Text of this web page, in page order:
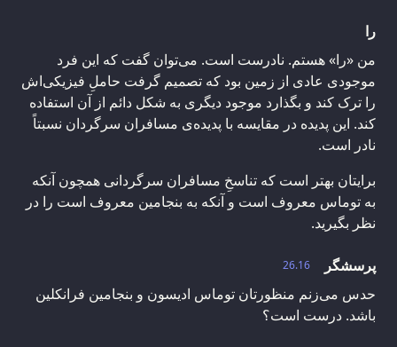
را
من «را» هستم. نادرست است. می‌توان گفت که این فرد
موجودی عادی از زمین بود که تصمیم گرفت حاملِ فیزیکی‌اش
را ترک کند و بگذارد موجود دیگری به شکل دائم از آن استفاده
کند. این پدیده‌ در مقایسه با پدیده‌ی مسافران سرگردان نسبتاً
نادر است.
برایتان بهتر است که تناسخِ مسافران سرگردانی همچون آنکه
به توماس معروف است و آنکه به بنجامین معروف است را در
نظر بگیرید.
26.16
پرسشگر
حدس می‌زنم منظورتان توماس ادیسون و بنجامین فرانکلین
باشد. درست است؟